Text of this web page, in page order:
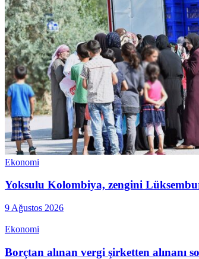
Ekonomi
Yoksulu Kolombiya, zengini
9 Ağustos 2026
Ekonomi
Borçtan alınan vergi şirketten alınanı